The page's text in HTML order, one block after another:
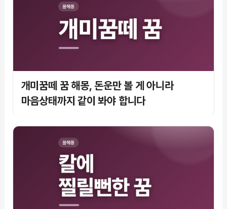
개미꿈떼 꿈 해몽, 돈운만 볼 게 아니라
마음상태까지 같이 봐야 합니다